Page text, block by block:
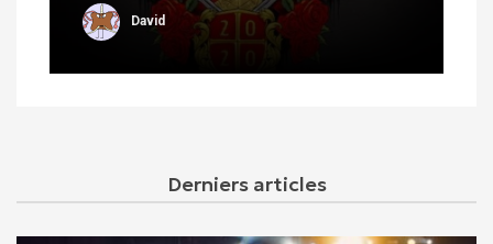
David
Derniers articles